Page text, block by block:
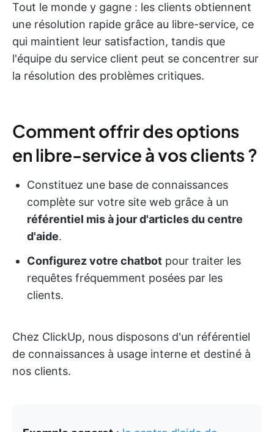
Tout le monde y gagne : les clients obtiennent
une résolution rapide grâce au libre-service, ce
qui maintient leur satisfaction, tandis que
l'équipe du service client peut se concentrer sur
la résolution des problèmes critiques.
Comment offrir des options
en libre-service à vos clients ?
Constituez une base de connaissances
complète sur votre site web grâce à un
référentiel mis à jour d'articles du centre
d'aide.
Configurez votre chatbot pour traiter les
requêtes fréquemment posées par les
clients.
Chez ClickUp, nous disposons d'un référentiel
de connaissances à usage interne et destiné à
nos clients.